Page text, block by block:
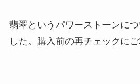
翡翠というパワーストーンに
した。購入前の再チェックにご